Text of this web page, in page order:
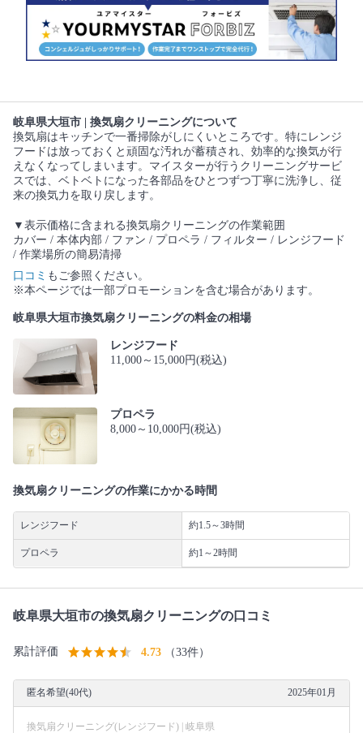
岐阜県大垣市 | 換気扇クリーニングについて
換気扇はキッチンで一番掃除がしにくいところです。特にレンジ
フードは放っておくと頑固な汚れが蓄積され、効率的な換気が行
えなくなってしまいます。マイスターが行うクリーニングサービ
スでは、ベトベトになった各部品をひとつずつ丁寧に洗浄し、従
来の換気力を取り戻します。
▼表示価格に含まれる換気扇クリーニングの作業範囲
カバー / 本体内部 / ファン / プロペラ / フィルター / レンジフード
/ 作業場所の簡易清掃
口コミ もご参照ください。
※本ページでは一部プロモーションを含む場合があります。
岐阜県大垣市換気扇クリーニングの料金の相場
レンジフード
11,000～15,000円(税込)
プロペラ
8,000～10,000円(税込)
換気扇クリーニングの作業にかかる時間
レンジフード 約1.5～3時間
プロペラ 約1～2時間
岐阜県大垣市の換気扇クリーニングの口コミ
累計評価 4.73 （33件）
匿名希望(40代) 2025年01月
換気扇クリーニング(レンジフード) | 岐阜県